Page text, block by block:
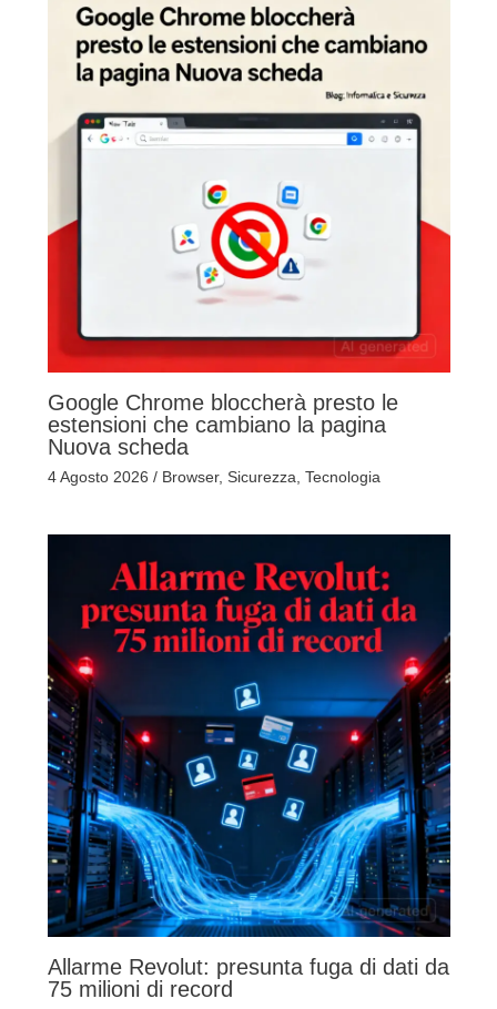
Google Chrome bloccherà presto le
estensioni che cambiano la pagina
Nuova scheda
4 Agosto 2026 / Browser, Sicurezza Tecnologia
Allarme Revolut: presunta fuga di dati da
75 milioni di record